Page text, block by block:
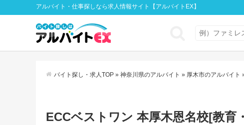
アルバイト・仕事探しなら求人情報サイト【アルバイトEX】
バイト探し・求人TOP » 神奈川県のアルバイト » 厚木市のアルバイト
ECCベストワン 本厚木恩名校[教育